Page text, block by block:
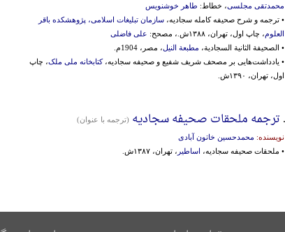
محمدتقی مجلسی، خطاط: طاهر خوشنویس
• ترجمه و شرح صحیفه کامله سجادیه، سازمان تبلیغات اسلامی، پژوهشکده باقر
العلوم، چاپ اول، تهران، ۱۳۸۸ش.، مصحح:
علی فاضلی
• الصحیفة الثانیة السجادیة، مطبعة النیل، مصر، 1904م.
• یادداشت‌هایی بر مصحف شریف شفیع و صحیفه سجادیه،کتابخانه ملی ملک، چاپ
اول، تهران، ۱۳۹۰ش.
ترجمه ملحقات صحیفه سجادیه (ترجمه با عنوان)
نویسنده: محمدحسین خاتون آبادی
• ملحقات صحیفه سجادیه، اساطیر ، تهران، ۱۳۸۷ش.